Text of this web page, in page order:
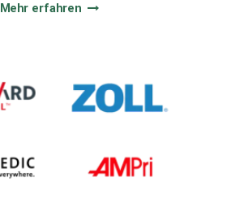
Mehr erfahren